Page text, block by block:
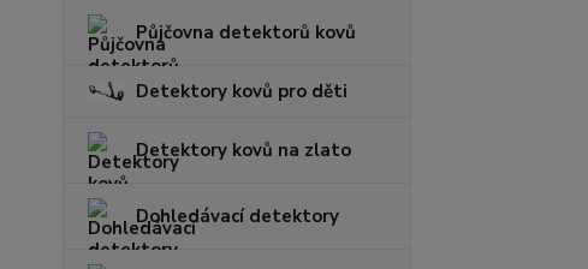
Půjčovna detektorů kovů
Detektory kovů pro děti
Detektory kovů na zlato
Dohledávací detektory